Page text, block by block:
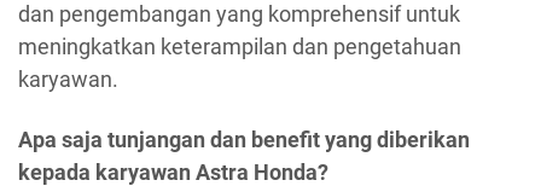
dan pengembangan yang komprehensif untuk
meningkatkan keterampilan dan pengetahuan
karyawan.
Apa saja tunjangan dan benefit yang diberikan
kepada karyawan Astra Honda?